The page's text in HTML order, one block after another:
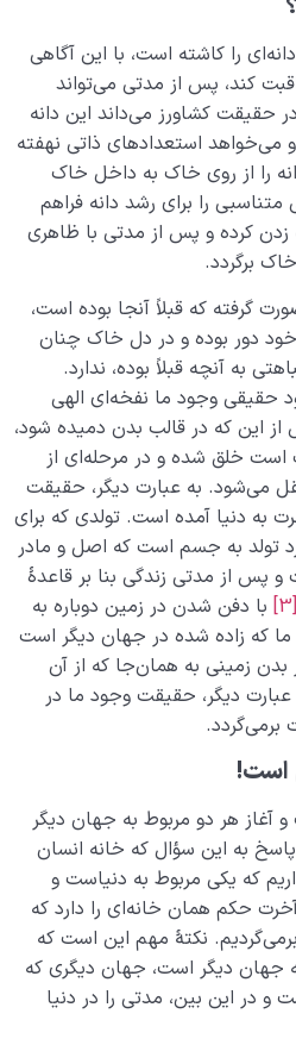
را کاشته است، با این آگاهی
کند، پس از مدتی می‌تواند
حقیقت کشاورز می‌داند این دانه
می‌خواهد استعدادهای ذاتی نهفته
را از روی خاک به داخل خاک
را برای رشد دانه فراهم
زدن کرده و پس از مدتی با ظاهری
برگردد.
گرفته که قبلاً آنجا بوده است،
دور بوده و در دل خاک چنان
به آنچه قبلاً بوده، ندارد.
حقیقی وجود ما نفخه‌ای الهی
این که در قالب بدن دمیده شود،
است خلق شده و در مرحله‌ای از
می‌شود. به عبارت دیگر، حقیقت
به دنیا آمده است. تولدی که برای
تولد به جسم است که اصل و مادر
از مدتی زندگی بنا بر قاعدۀ
[3]
با دفن شدن در زمین دوباره به
که زاده شده در جهان دیگر است
زمینی به همان‌جا که از آن
دیگر، حقیقت وجود ما در
است!
آغاز هر دو مربوط به جهان دیگر
به این سؤال که خانه انسان
که یکی مربوط به دنیاست و
حکم همان خانه‌ای را دارد که
نکتۀ مهم این است که
دیگر است، جهان دیگری که
و در این بین، مدتی را در دنیا